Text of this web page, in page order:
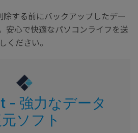
する前にバックアップしたデー
安心で快適なパソコンライフを送
ください。
- 強力なデータ
ソフト